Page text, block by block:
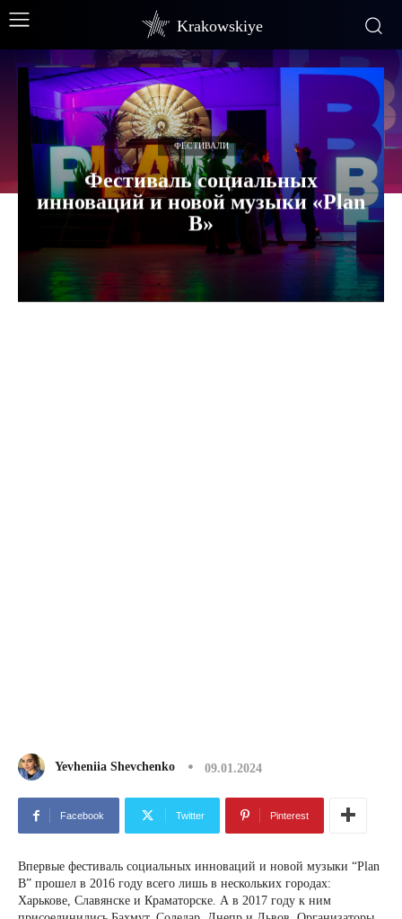
Krakowskiye
ФЕСТИВАЛИ
Фестиваль социальных
инноваций и новой музыки «Plan
B»
Yevheniia Shevchenko 09.01.2024
Facebook Twitter Pinterest
Впервые фестиваль социальных инноваций и новой музыки “Plan
B” прошел в 2016 году всего лишь в нескольких городах:
Харькове, Славянске и Краматорске. А в 2017 году к ним